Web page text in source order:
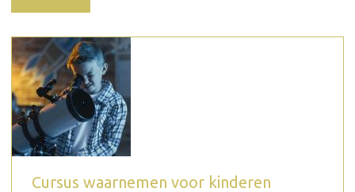
Cursus waarnemen voor kinderen